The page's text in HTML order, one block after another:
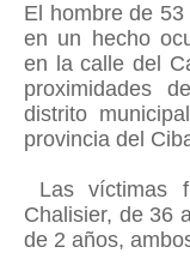
El hombre de
en un hecho
en la calle del
proximidades
distrito
provincia del
Las víctimas
Chalisier, de 36
de 2 años,